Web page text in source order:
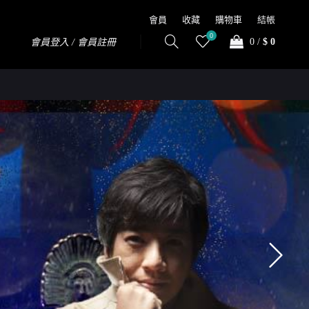
會員 收藏 購物車 結帳
會員登入 / 會員註冊
0
0 / $ 0